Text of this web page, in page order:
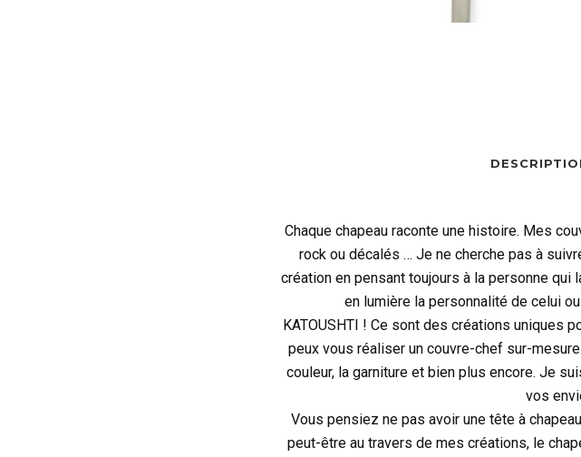
Chaque chapeau raconte une histoire. Mes
rock ou décalés … Je ne cherche pas à
création en pensant toujours à la personne
en lumière la personnalité de celui
KATOUSHTI ! Ce sont des créations uniques
peux vous réaliser un couvre-chef sur-
couleur, la garniture et bien plus encore. Je
vos
Vous pensiez ne pas avoir une tête à
peut-être au travers de mes créations, le